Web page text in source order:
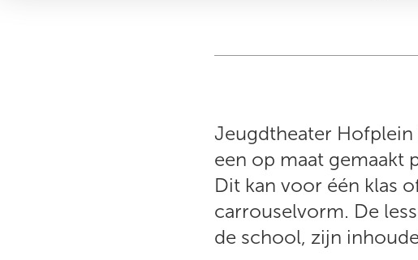
Jeugdtheater
een op maat gemaakt
Dit kan voor één klas
carrouselvorm. De
de school, zijn